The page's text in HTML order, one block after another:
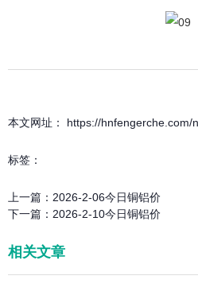
本文网址： https://hnfengerche.com/
标签：
上一篇： 2026-2-06今日铜铝价
下一篇： 2026-2-10今日铜铝价
相关文章